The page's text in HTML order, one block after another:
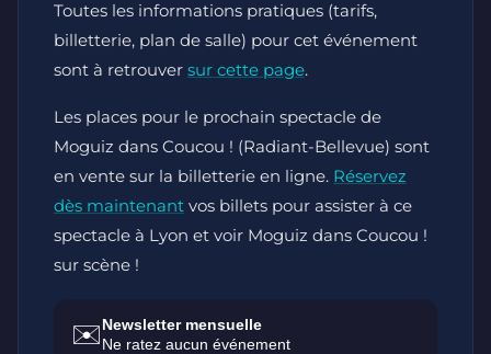
Toutes les informations pratiques (tarifs,
billetterie, plan de salle) pour cet événement
sont à retrouver sur cette page.
Les places pour le prochain spectacle de
Moguiz dans Coucou ! (Radiant-Bellevue) sont
en vente sur la billetterie en ligne. Réservez
dès maintenant vos billets pour assister à ce
spectacle à Lyon et voir Moguiz dans Coucou !
sur scène !
✉️Newsletter mensuelle
Ne ratez aucun événement